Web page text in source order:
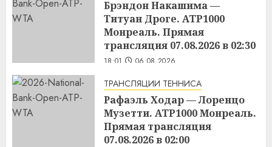
Брэндон Накашима —
Титуан Дроге. ATP1000
Монреаль. Прямая
трансляция 07.08.2026 в 02:30
18:01 06.08.2026
ТРАНСЛЯЦИИ ТЕННИСА
Рафаэль Ходар — Лоренцо
Музетти. ATP1000 Монреаль.
Прямая трансляция
07.08.2026 в 02:00